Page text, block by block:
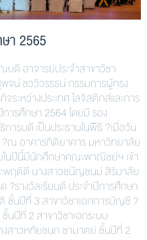
า 2565
ดี อาจารย์ประจำสาขาวิชา
จน์ ชววิวรรธน์ กรรมการผู้ทรง
ะหว่างประเทศ โลจิสติกส์และการ
ารศึกษา 2564 โดยมี รอง
ารบดี เป็นประธานในพิธี ?เมื่อวัน
ณ อาคารกิติยาคาร มหาวิทยาลัย
นปีนี้มีนักศึกษาคณะพาณิชย์ฯ เข้า
พฤติดี นางสาวชนัญชนม์ สิริมาลัย
รางวัลเรียนดี ประจำปีการศึกษา
ชั้นปีที่ 3 สาขาวิชาเอกการบัญชี ?
ปีที่ 2 สาขาวิชาเอกระบบ
งสาวหทัยชนก ชามาตย์ ชั้นปีที่ 2